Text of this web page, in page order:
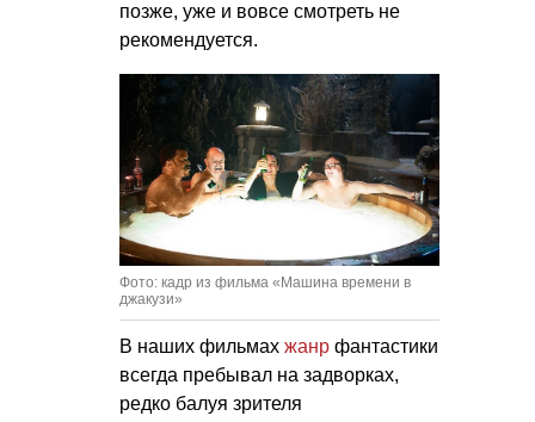
позже, уже и вовсе смотреть не
рекомендуется.
Фото: кадр из фильма «Машина времени в
джакузи»
В наших фильмах жанр фантастики
всегда пребывал на задворках,
редко балуя зрителя